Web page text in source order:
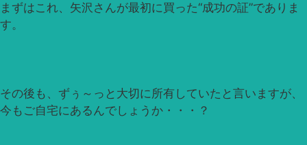
まずはこれ、矢沢さんが最初に買った“成功の証”でありま
す。
その後も、ずぅ～っと大切に所有していたと言いますが、
今もご自宅にあるんでしょうか・・・？